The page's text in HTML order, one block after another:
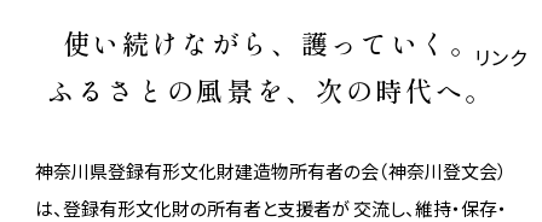
リンク
使い続けながら、護っていく。
ふるさとの風景を、次の時代へ。
神奈川県登録有形文化財建造物所有者の会（神奈川登文会）
は、登録有形文化財の所有者と支援者が 交流し、維持・保存・